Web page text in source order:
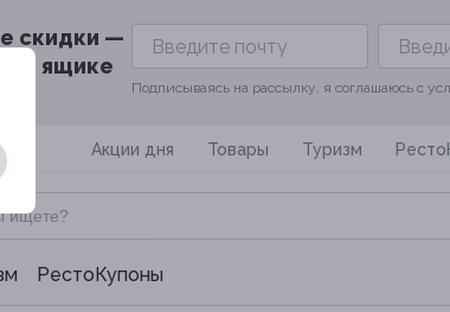
скидки —
ящике
Подписываясь на рассылку, я соглашаюсь с
Акции дня Товары Туризм
РестоКупоны